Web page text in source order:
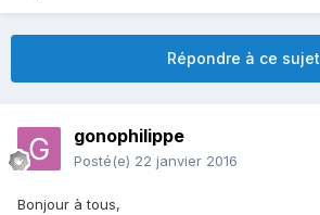
Répondre à ce sujet
gonophilippe
Posté(e) 22 janvier 2016
Bonjour à tous,